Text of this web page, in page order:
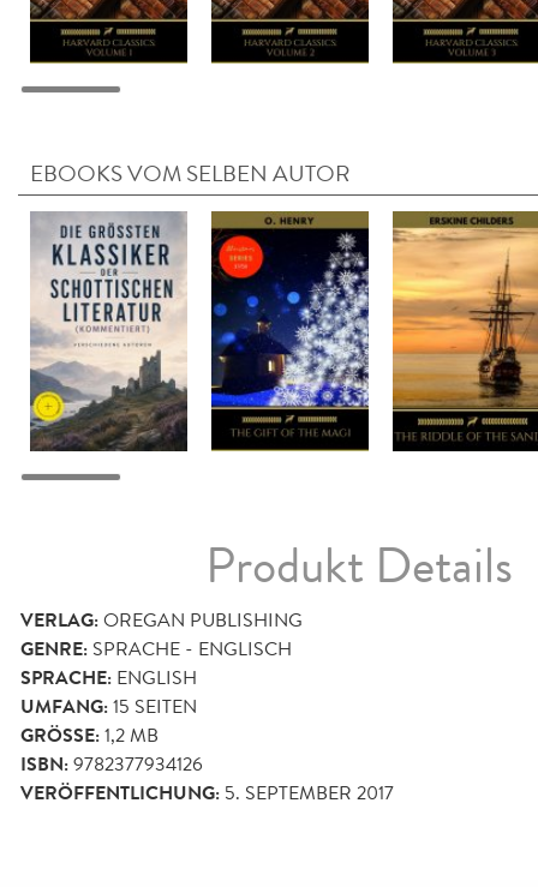
EBOOKS VOM SELBEN AUTOR
Produkt Details
VERLAG:OREGAN PUBLISHING
GENRE: SPRACHE - ENGLISCH
SPRACHE: ENGLISH
UMFANG:15 SEITEN
GRÖSSE: 1,2 MB
ISBN:9782377934126
VERÖFFENTLICHUNG: 5. SEPTEMBER 2017